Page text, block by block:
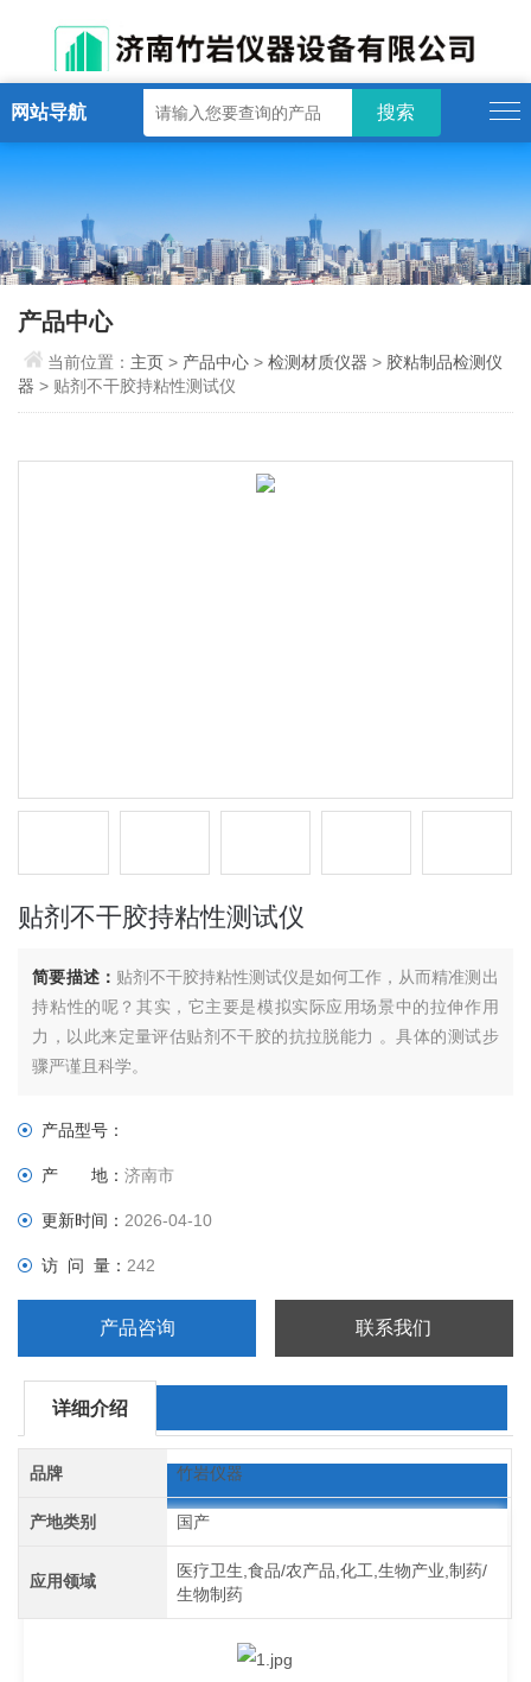
网站导航
产品中心
当前位置： 主页> 产品中心 >检测材质仪器 > 胶粘制品检测仪
器 > 贴剂不干胶持粘性测试仪
贴剂不干胶持粘性测试仪
简要描述： 贴剂不干胶持粘性测试仪是如何工作，从而精准测出
持粘性的呢？其实，它主要是模拟实际应用场景中的拉伸作用
力，以此来定量评估贴剂不干胶的抗拉脱能力 。具体的测试步
骤严谨且科学。
产品型号：
产 地：济南市
更新时间：2026-04-10
访 问 量：242
产品咨询 联系我们
详细介绍
品牌 竹岩仪器
产地类别 国产
应用领域
医疗卫生,食品/农产品,化工,生物产业,制药/
生物制药